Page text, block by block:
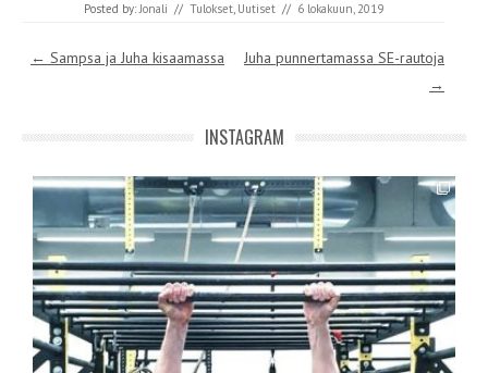
Posted by:Jonali // Tulokset, Uutiset // 6 lokakuun, 2019
Post navigation
← Sampsa ja Juha kisaamassa
Juha punnertamassa SE-rautoja
→
INSTAGRAM